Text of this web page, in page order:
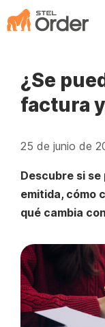
Saltar
al
¿Se
factura
25 de junio de
Descubre si
emitida, cómo
qué cambia